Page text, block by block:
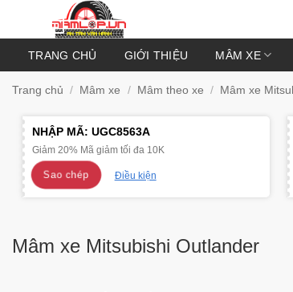
TRANG CHỦ GIỚI THIỆU MÂM XE
Trang chủ / Mâm xe / Mâm theo xe / Mâm xe
NHẬP MÃ: UGC8563A
Giảm 20% Mã giảm tối đa 10K
Sao chép Điều kiện
Mâm xe Mitsubishi Outlander